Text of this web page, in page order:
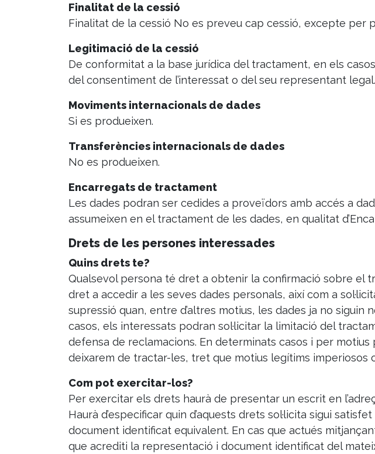
Finalitat de la cessió
Finalitat de la cessió No es preveu cap cessió, excepte per
Legitimació de la cessió
De conformitat a la base jurídica del tractament, en els
del consentiment de l’interessat o del seu representant legal.
Moviments internacionals de dades
Si es produeixen.
Transferències internacionals de dades
No es produeixen.
Encarregats de tractament
Les dades podran ser cedides a proveïdors amb accés a
assumeixen en el tractament de les dades, en qualitat
Drets de les persones interessades
Quins drets te?
Qualsevol persona té dret a obtenir la confirmació sobre el
dret a accedir a les seves dades personals, així com a
supressió quan, entre d’altres motius, les dades ja no
casos, els interessats podran sol·licitar la limitació del
defensa de reclamacions. En determinats casos i per
deixarem de tractar-les, tret que motius legítims imperiosos
Com pot exercitar-los?
Per exercitar els drets haurà de presentar un escrit en
Haurà d’especificar quin d’aquests drets sol·licita sigui
document identificat equivalent. En cas que actués
que acrediti la representació i document identificat del